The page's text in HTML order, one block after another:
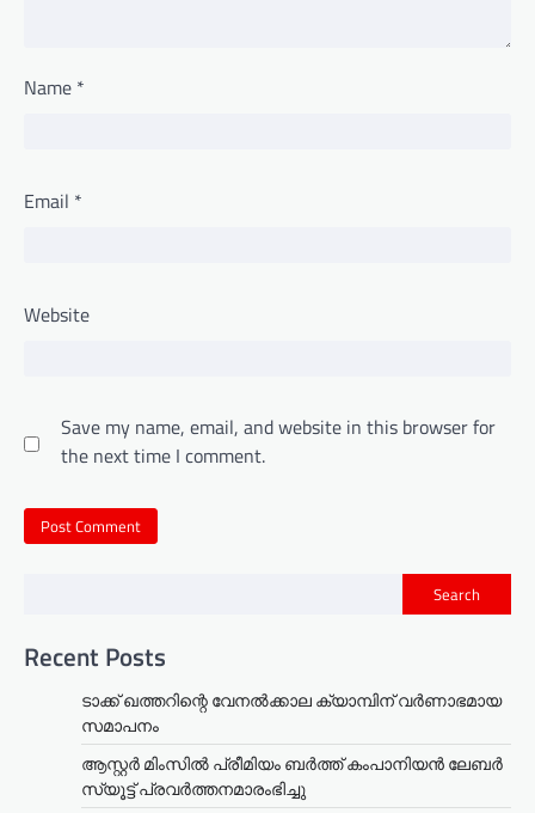
Name *
Email *
Website
Save my name, email, and website in this browser for
the next time I comment.
Search
Recent Posts
ടാക്ക് ഖത്തറിന്റെ വേനൽക്കാല ക്യാമ്പിന് വർണാഭമായ
സമാപനം
ആസ്റ്റർ മിംസിൽ പ്രീമിയം ബർത്ത് കംപാനിയൻ ലേബർ
സ്യൂട്ട് പ്രവർത്തനമാരംഭിച്ചു